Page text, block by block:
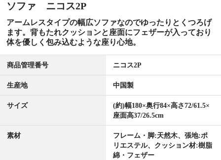
ソファ ニコス2P
アームレスタイプの幅広ソファなのでゆったりとくつろげ
ます。背もたれクッションと座面にフェザーが入っており
体を優しく包み込むような座り心地。
商品管理番号 ニコス2P
生産地 中国製
サイズ
(約)幅180×奥行84×高さ72/61.5×
座面高37/26.5cm
素材
フレーム・脚:天然木、張地:ポ
リエステル、クッション材:樹脂
綿・フェザー